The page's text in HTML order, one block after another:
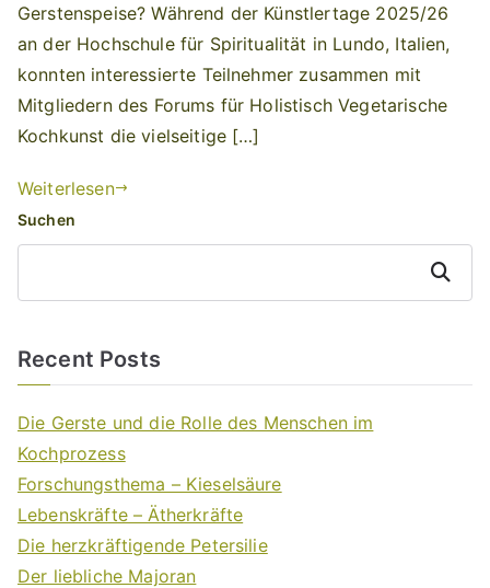
Gerstenspeise? Während der Künstlertage 2025/26
an der Hochschule für Spiritualität in Lundo, Italien,
konnten interessierte Teilnehmer zusammen mit
Mitgliedern des Forums für Holistisch Vegetarische
Kochkunst die vielseitige […]
Weiterlesen
Suchen
Suchen
Recent Posts
Die Gerste und die Rolle des Menschen im
Kochprozess
Forschungsthema – Kieselsäure
Lebenskräfte – Ätherkräfte
Die herzkräftigende Petersilie
Der liebliche Majoran